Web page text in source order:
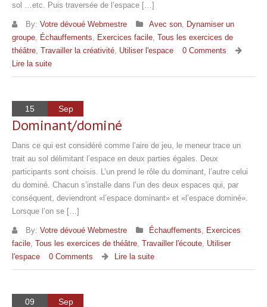
sol …etc. Puis traversée de l’espace […]
By: Votre dévoué Webmestre Avec son, Dynamiser un
groupe, Échauffements, Exercices facile, Tous les exercices de
théâtre, Travailler la créativité, Utiliser l'espace
0 Comments
Lire la suite
15 Sep
Dominant/dominé
Dans ce qui est considéré comme l’aire de jeu, le meneur trace un
trait au sol délimitant l’espace en deux parties égales. Deux
participants sont choisis. L’un prend le rôle du dominant, l’autre celui
du dominé. Chacun s’installe dans l’un des deux espaces qui, par
conséquent, deviendront «l’espace dominant» et «l’espace dominé».
Lorsque l’on se […]
By: Votre dévoué Webmestre Échauffements, Exercices
facile, Tous les exercices de théâtre, Travailler l'écoute, Utiliser
l'espace
0 Comments Lire la suite
09 Sep